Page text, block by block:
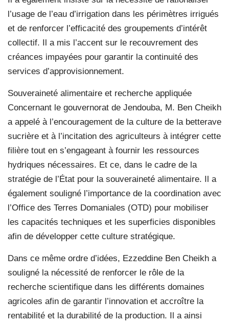
l’usage de l’eau d’irrigation dans les périmètres irrigués
et de renforcer l’efficacité des groupements d’intérêt
collectif. Il a mis l’accent sur le recouvrement des
créances impayées pour garantir la continuité des
services d’approvisionnement.
Souveraineté alimentaire et recherche appliquée
Concernant le gouvernorat de Jendouba, M. Ben Cheikh
a appelé à l’encouragement de la culture de la betterave
sucrière et à l’incitation des agriculteurs à intégrer cette
filière tout en s’engageant à fournir les ressources
hydriques nécessaires. Et ce, dans le cadre de la
stratégie de l’État pour la souveraineté alimentaire. Il a
également souligné l’importance de la coordination avec
l’Office des Terres Domaniales (OTD) pour mobiliser
les capacités techniques et les superficies disponibles
afin de développer cette culture stratégique.
Dans ce même ordre d’idées, Ezzeddine Ben Cheikh a
souligné la nécessité de renforcer le rôle de la
recherche scientifique dans les différents domaines
agricoles afin de garantir l’innovation et accroître la
rentabilité et la durabilité de la production. Il a ainsi